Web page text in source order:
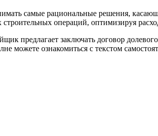
самые рациональные решения,
операций, оптимизируя
предлагает заключать договор
можете ознакомиться с текстом